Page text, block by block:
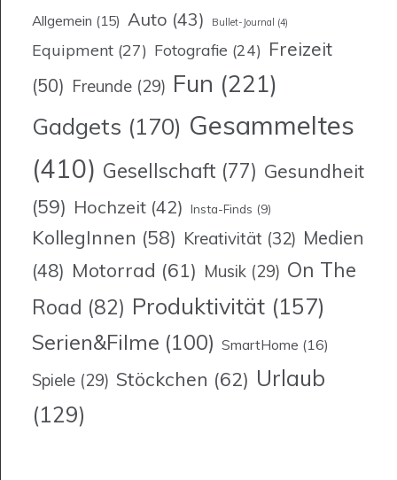
Allgemein (15) Auto (43) Bullet-Journal (4)
Equipment (27) Fotografie (24) Freizeit
(50) Freunde (29) Fun (221)
Gadgets (170) Gesammeltes
(410) Gesellschaft (77) Gesundheit
(59) Hochzeit (42) Insta-Finds (9)
KollegInnen (58) Kreativität (32) Medien
(48) Motorrad (61) Musik (29) On The
Road (82) Produktivität (157)
Serien&Filme (100) SmartHome (16)
Spiele (29) Stöckchen (62) Urlaub
(129)